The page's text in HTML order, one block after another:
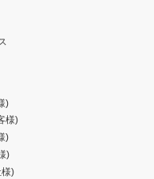
)
様)
)
)
)